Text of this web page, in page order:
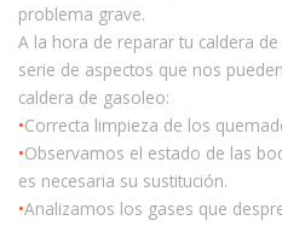
problema grave.
A la hora de reparar tu caldera
serie de aspectos que nos
caldera de gasoleo:
•Correcta limpieza de los
•Observamos el estado de las
es necesaria su sustitución.
•Analizamos los gases que